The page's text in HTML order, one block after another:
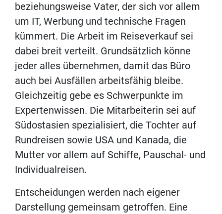
beziehungsweise Vater, der sich vor allem
um IT, Werbung und technische Fragen
kümmert. Die Arbeit im Reiseverkauf sei
dabei breit verteilt. Grundsätzlich könne
jeder alles übernehmen, damit das Büro
auch bei Ausfällen arbeitsfähig bleibe.
Gleichzeitig gebe es Schwerpunkte im
Expertenwissen. Die Mitarbeiterin sei auf
Südostasien spezialisiert, die Tochter auf
Rundreisen sowie USA und Kanada, die
Mutter vor allem auf Schiffe, Pauschal- und
Individualreisen.
Entscheidungen werden nach eigener
Darstellung gemeinsam getroffen. Eine